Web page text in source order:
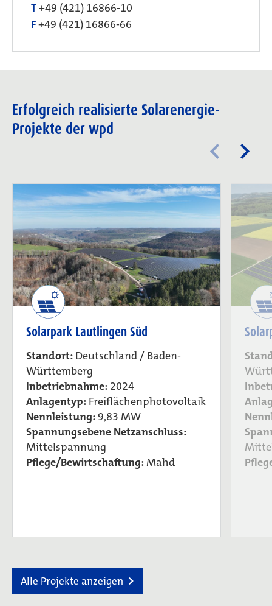
T+49 (421) 16866-10
F+49 (421) 16866-66
Erfolgreich realisierte Solarenergie-
Projekte der wpd
Solarpark Lautlingen Süd
Standort: Deutschland / Baden-
Württemberg
Inbetriebnahme: 2024
Anlagentyp: Freiflächenphotovoltaik
Nennleistung:9,83 MW
Spannungsebene Netzanschluss:
Mittelspannung
Pflege/Bewirtschaftung: Mahd
Alle Projekte anzeigen